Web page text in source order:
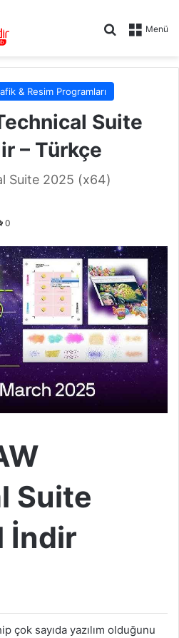
Menü
Arama yap
& Resim Programları
Suite
– Türkçe
Suite 2025 (x64)
0
Suite
İndir
çok sayıda yazılım olduğunu